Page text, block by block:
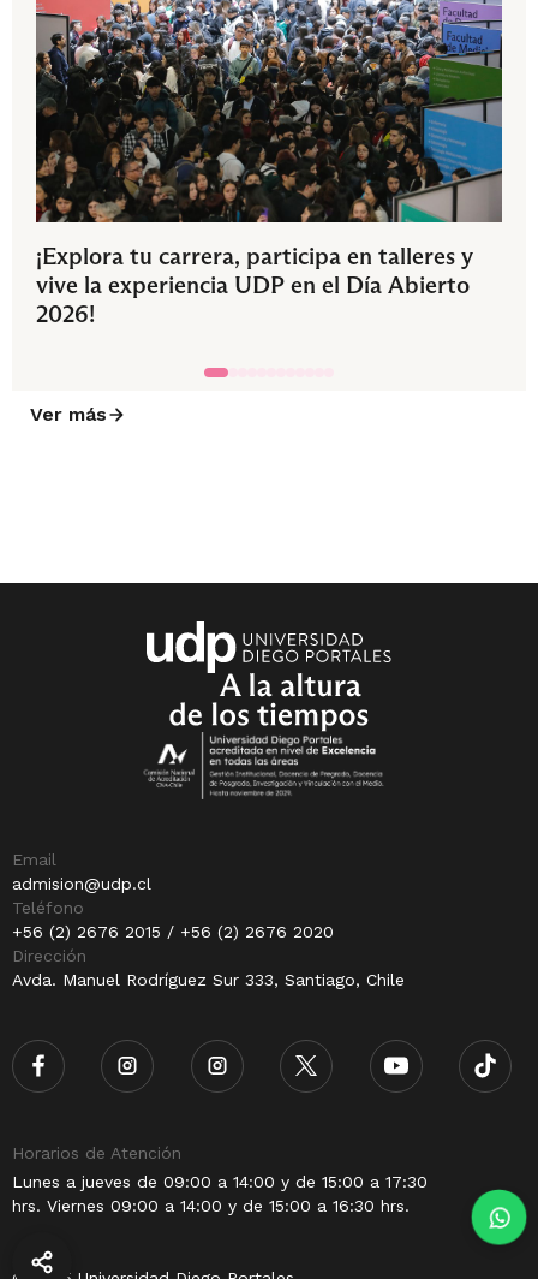
¡Explora tu carrera, participa en talleres y
vive la experiencia UDP en el Día Abierto
2026!
Ver más
Email
admision@udp.cl
Teléfono
+56 (2) 2676 2015 / +56 (2) 2676 2020
Dirección
Avda. Manuel Rodríguez Sur 333, Santiago, Chile
Horarios de Atención
Lunes a jueves de 09:00 a 14:00 y de 15:00 a 17:30
hrs. Viernes 09:00 a 14:00 y de 15:00 a 16:30 hrs.